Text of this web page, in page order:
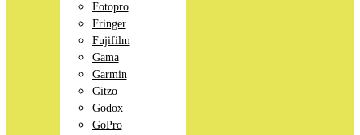
Fotopro
Fringer
Fujifilm
Gama
Garmin
Gitzo
Godox
GoPro